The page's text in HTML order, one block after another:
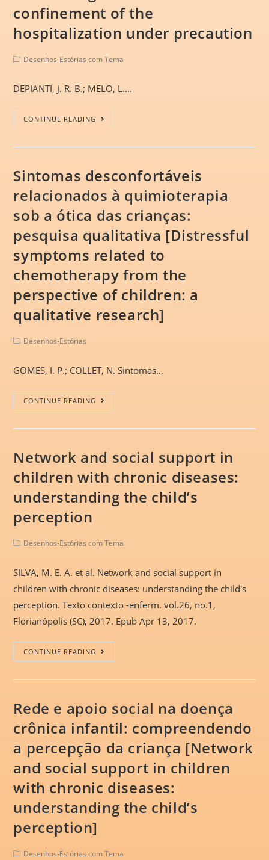
confinement of the
hospitalization under precaution
Desenhos-Estórias com Tema
DEPIANTI, J. R. B.; MELO, L.…
CONTINUE READING
Sintomas desconfortáveis
relacionados à quimioterapia
sob a ótica das crianças:
pesquisa qualitativa [Distressful
symptoms related to
chemotherapy from the
perspective of children: a
qualitative research]
Desenhos-Estórias
GOMES, I. P.; COLLET, N. Sintomas…
CONTINUE READING
Network and social support in
children with chronic diseases:
understanding the child’s
perception
Desenhos-Estórias com Tema
SILVA, M. E. A. et al. Network and social support in
children with chronic diseases: understanding the child's
perception. Texto contexto -enferm. vol.26, no.1,
Florianópolis (SC), 2017. Epub Apr 13, 2017.
CONTINUE READING
Rede e apoio social na doença
crônica infantil: compreendendo
a percepção da criança [Network
and social support in children
with chronic diseases:
understanding the child’s
perception]
Desenhos-Estórias com Tema